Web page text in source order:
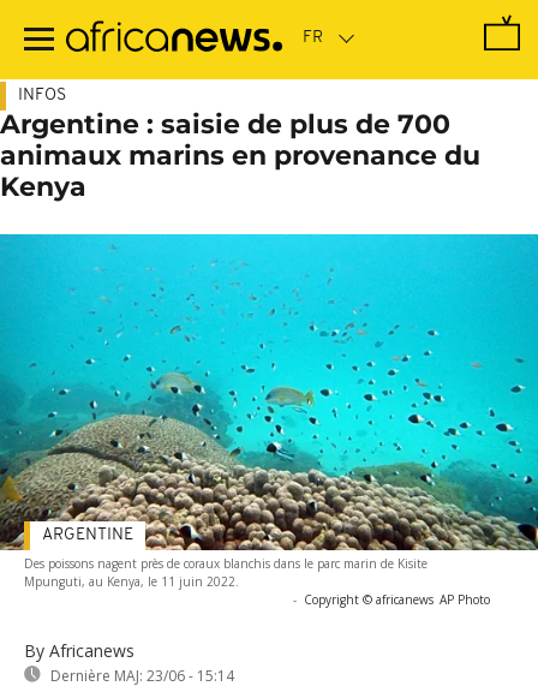
contenu
INFOS
Argentine : saisie de plus de 700
animaux marins en provenance du
Kenya
Des poissons nagent près de coraux blanchis dans le parc marin de Kisite
Mpunguti, au Kenya, le 11 juin 2022.
- Copyright © africanews AP Photo
By Africanews
Dernière MAJ: 23/06 - 15:14
ARGENTINE